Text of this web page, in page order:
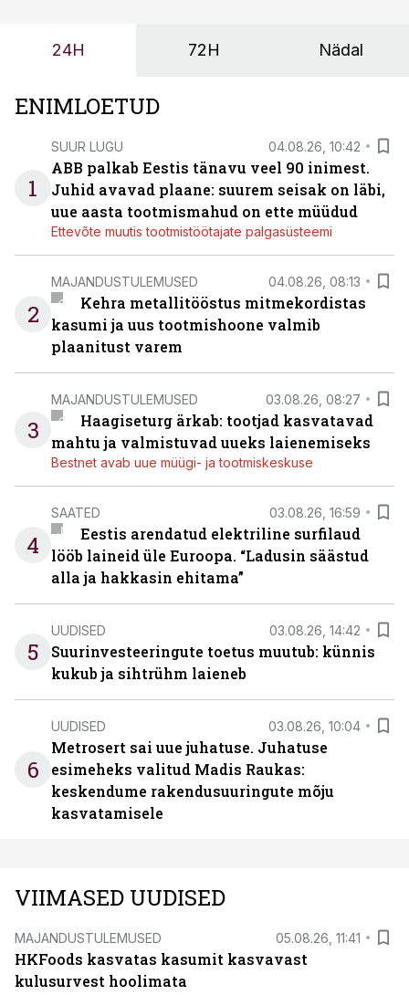
24H 72H Nädal
ENIMLOETUD
1
SUUR LUGU 04.08.26, 10:42
ABB palkab Eestis tänavu veel 90 inimest.
Juhid avavad plaane: suurem seisak on läbi,
uue aasta tootmismahud on ette müüdud
Ettevõte muutis tootmistöötajate palgasüsteemi
2
MAJANDUSTULEMUSED 04.08.26, 08:13
Kehra metallitööstus mitmekordistas
kasumi ja uus tootmishoone valmib
plaanitust varem
3
MAJANDUSTULEMUSED 03.08.26, 08:27
Haagiseturg ärkab: tootjad kasvatavad
mahtu ja valmistuvad uueks laienemiseks
Bestnet avab uue müügi- ja tootmiskeskuse
4
SAATED 03.08.26, 16:59
Eestis arendatud elektriline surfilaud
lööb laineid üle Euroopa. “Ladusin säästud
alla ja hakkasin ehitama”
5
UUDISED 03.08.26, 14:42
Suurinvesteeringute toetus muutub: künnis
kukub ja sihtrühm laieneb
6
UUDISED 03.08.26, 10:04
Metrosert sai uue juhatuse. Juhatuse
esimeheks valitud Madis Raukas:
keskendume rakendusuuringute mõju
kasvatamisele
VIIMASED UUDISED
MAJANDUSTULEMUSED 05.08.26, 11:41
HKFoods kasvatas kasumit kasvavast
kulusurvest hoolimata